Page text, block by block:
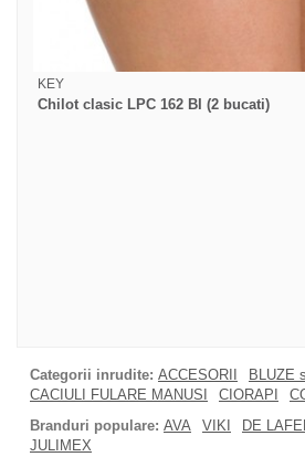
KEY
Chilot clasic LPC 162 BI (2 bucati)
Categorii inrudite: ACCESORII
BLUZE
CACIULI FULARE MANUSI
CIORAPI
Branduri populare: AVA VIKI DE
JULIMEX